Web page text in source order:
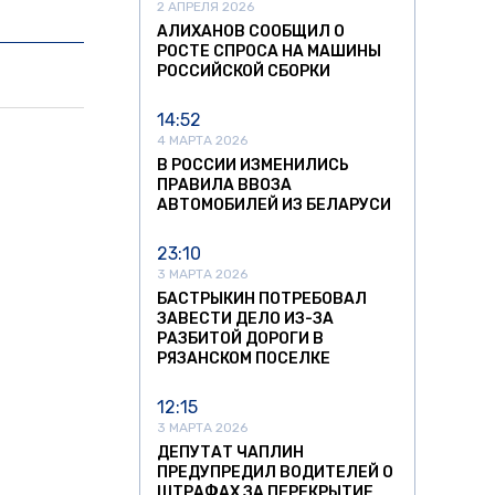
2 АПРЕЛЯ 2026
АЛИХАНОВ СООБЩИЛ О
РОСТЕ СПРОСА НА МАШИНЫ
РОССИЙСКОЙ СБОРКИ
14:52
4 МАРТА 2026
В РОССИИ ИЗМЕНИЛИСЬ
ПРАВИЛА ВВОЗА
АВТОМОБИЛЕЙ ИЗ БЕЛАРУСИ
23:10
3 МАРТА 2026
БАСТРЫКИН ПОТРЕБОВАЛ
ЗАВЕСТИ ДЕЛО ИЗ-ЗА
РАЗБИТОЙ ДОРОГИ В
РЯЗАНСКОМ ПОСЕЛКЕ
12:15
3 МАРТА 2026
ДЕПУТАТ ЧАПЛИН
ПРЕДУПРЕДИЛ ВОДИТЕЛЕЙ О